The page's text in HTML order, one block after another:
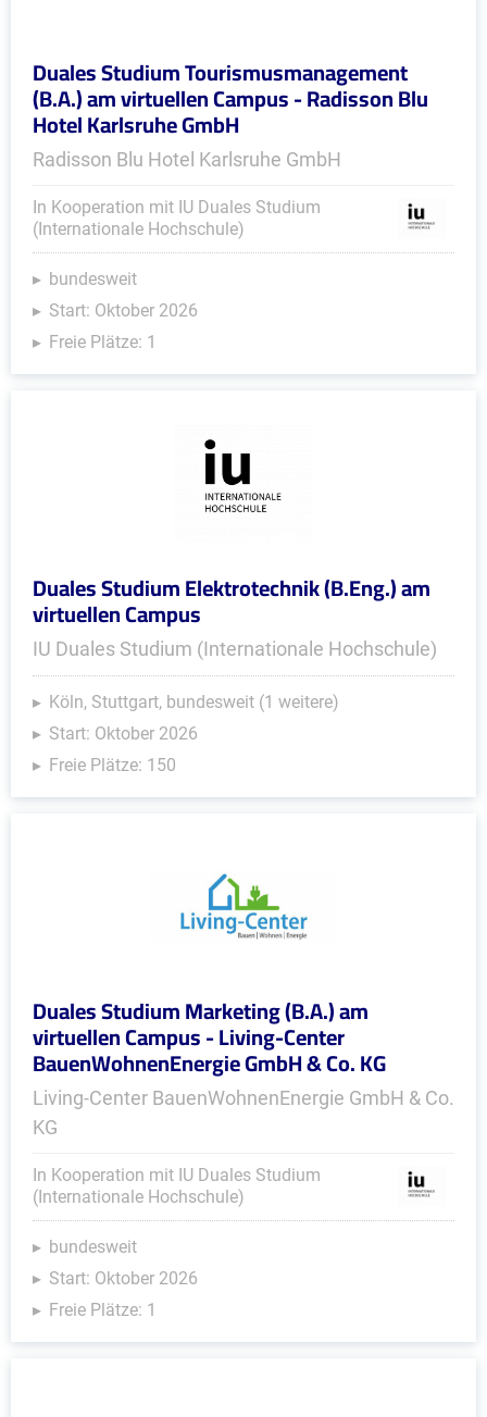
Duales Studium Tourismusmanagement
(B.A.) am virtuellen Campus - Radisson Blu
Hotel Karlsruhe GmbH
Radisson Blu Hotel Karlsruhe GmbH
In Kooperation mit IU Duales Studium
(Internationale Hochschule)
bundesweit
Start: Oktober 2026
Freie Plätze: 1
Duales Studium Elektrotechnik (B.Eng.) am
virtuellen Campus
IU Duales Studium (Internationale Hochschule)
Köln, Stuttgart, bundesweit (1 weitere)
Start: Oktober 2026
Freie Plätze: 150
Duales Studium Marketing (B.A.) am
virtuellen Campus - Living-Center
BauenWohnenEnergie GmbH & Co. KG
Living-Center BauenWohnenEnergie GmbH & Co.
KG
In Kooperation mit IU Duales Studium
(Internationale Hochschule)
bundesweit
Start: Oktober 2026
Freie Plätze: 1